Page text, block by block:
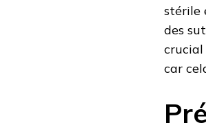
stérile
des
crucial
car